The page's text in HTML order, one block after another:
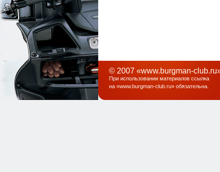
© 2007 «www.burgman-
При использовании материалов ссылка
на «www.burgman-club.ru» обязательна